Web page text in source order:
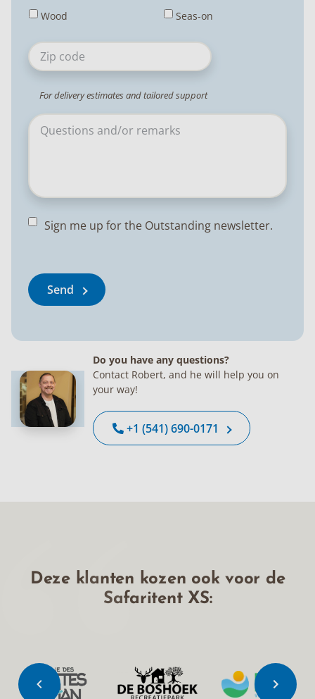
Wood
Seas-on
For delivery estimates and tailored support
Sign me up for the Outstanding newsletter.
Send
Do you have any questions?
Contact Robert, and he will help you on
your way!
+1 (541) 690-0171
Deze klanten kozen ook voor de
Safaritent XS: